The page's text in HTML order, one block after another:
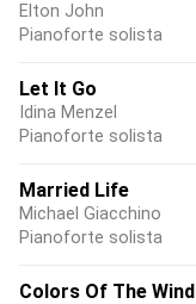
Elton John
Pianoforte solista
Let It Go
Idina Menzel
Pianoforte solista
Married Life
Michael Giacchino
Pianoforte solista
Colors Of The Wind